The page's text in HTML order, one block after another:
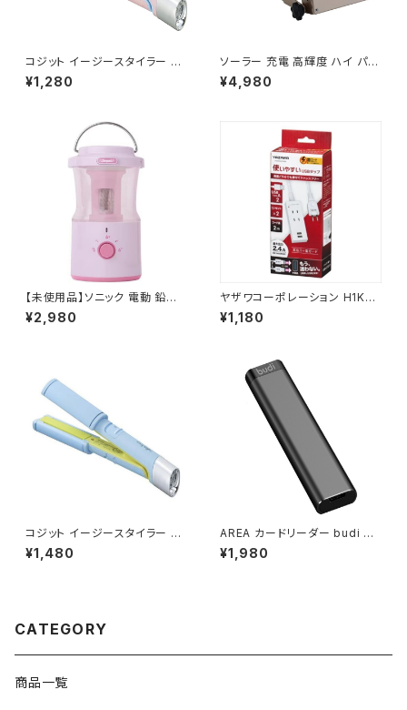
コジット イージースタイラー U
SB ストレート ボリュームカール
アイロン (ピンク）/ JAN : 496
¥1,280
ソーラー 充電 高輝度 ハイ パワ
ーLED ライト F9568 / JAN :
4965337019568
¥4,980
【未使用品】ソニック 電動 鉛筆
削り 充電式 全自動 LVH-700
5-P（ピンク）/ JAN : 4970116
¥2,980
ヤザワコーポレーション H1K40
22UWH 雷ガード付両挿しUSB
タップ2個口 2m / JAN : 4966
¥1,180
コジット イージースタイラー U
SB ストレート & カール アイロ
ン (ブルー) / JAN : 4969133
¥1,480
AREA カードリーダー budi ブ
ラック ［スマホ対応］ MTY516B
/ JAN : 4571511670083
¥1,980
CATEGORY
商品一覧